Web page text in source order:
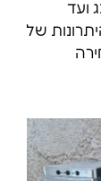
ועד
של